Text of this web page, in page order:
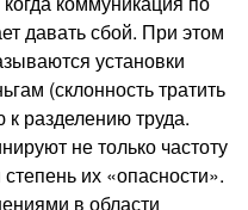
давать сбой. При этом
установки
(склонность тратить
разделению труда.
не только частоту
их «опасности».
в области